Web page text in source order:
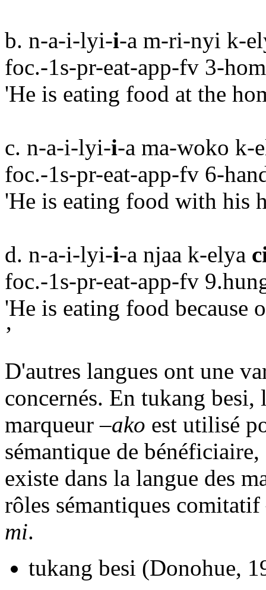
b. n-a-i-lyi-i-a m-ri-nyi k-
foc.-1s-pr-eat-app-fv 3-
'He is eating food at the
c. n-a-i-lyi-i-a ma-woko k-
foc.-1s-pr-eat-app-fv 6-
'He is eating food with his
d. n-a-i-lyi-i-a njaa k-elya
foc.-1s-pr-eat-app-fv
'He is eating food because
’
D'autres langues ont une
concernés. En tukang besi,
marqueur–ako est utilisé
sémantique de
existe dans la langue des
rôles sémantiques comitatif
mi.
tukang besi (Donohue,